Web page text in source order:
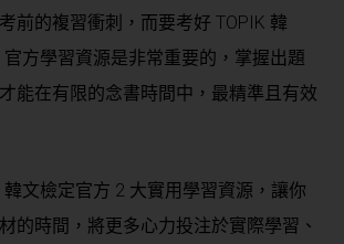
前的複習衝刺，而要考好 TOPIK 韓
官方學習資源是非常重要的，掌握出題
能在有限的念書時間中，最精準且有效
韓文檢定官方 2 大實用學習資源，讓你
的時間，將更多心力投注於實際學習、